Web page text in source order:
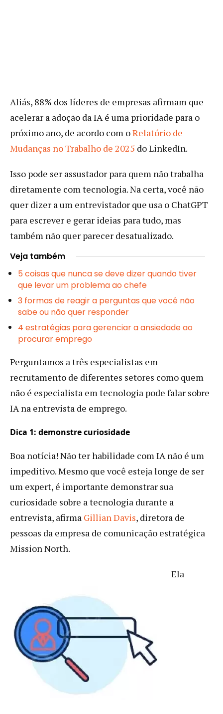
Aliás, 88% dos líderes de empresas afirmam que
acelerar a adoção da IA é uma prioridade para o
próximo ano, de acordo com oRelatório de
Mudanças no Trabalho de 2025 do LinkedIn.
Isso pode ser assustador para quem não trabalha
diretamente com tecnologia. Na certa, você não
quer dizer a um entrevistador que usa o ChatGPT
para escrever e gerar ideias para tudo, mas
também não quer parecer desatualizado.
Veja também
5 coisas que nunca se deve dizer quando tiver
que levar um problema ao chefe
3 formas de reagir a perguntas que você não
sabe ou não quer responder
4 estratégias para gerenciar a ansiedade ao
procurar emprego
Perguntamos a três especialistas em
recrutamento de diferentes setores como quem
não é especialista em tecnologia pode falar sobre
IA na entrevista de emprego.
Dica 1: demonstre curiosidade
Boa notícia! Não ter habilidade com IA não é um
impeditivo. Mesmo que você esteja longe de ser
um expert, é importante demonstrar sua
curiosidade sobre a tecnologia durante a
entrevista, afirma Gillian Davis, diretora de
pessoas da empresa de comunicação estratégica
Mission North.
Ela